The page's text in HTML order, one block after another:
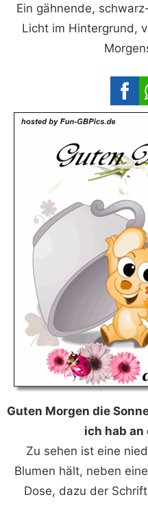
Ein gähnende,
Licht im Hintergrund,
Guten Morgen die
ich hab
Zu sehen ist eine
Blumen hält, neben
Dose, dazu der